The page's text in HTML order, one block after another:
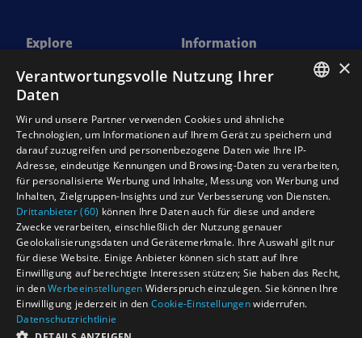
Explore
Home
Wien FAQ
Innsbruck FAQ
Information
Jobs
Presse
Impressum
Datenschutzinformation
AGB’s
Corporate compliance
© Holiday on Ice 2025 – Designed, built and managed by
Dewynters Ltd
NEDERLANDS
DEUTSCH
FRANCAIS
×
Verantwortungsvolle Nutzung Ihrer
Daten
Wir und unsere Partner verwenden Cookies und ähnliche
Technologien, um Informationen auf Ihrem Gerät zu speichern und
darauf zuzugreifen und personenbezogene Daten wie Ihre IP-
Adresse, eindeutige Kennungen und Browsing-Daten zu verarbeiten,
für personalisierte Werbung und Inhalte, Messung von Werbung und
Inhalten, Zielgruppen-Insights und zur Verbesserung von Diensten.
Drittanbieter (60) können Ihre Daten auch für diese und andere
Zwecke verarbeiten, einschließlich der Nutzung genauer
Geolokalisierungsdaten und Gerätemerkmale. Ihre Auswahl gilt nur
für diese Website. Einige Anbieter können sich statt auf Ihre
Einwilligung auf berechtigte Interessen stützen; Sie haben das Recht,
in denWerbeeinstellungen Widerspruch einzulegen. Sie können Ihre
Einwilligung jederzeit in denCookie-Einstellungenwiderrufen.
Datenschutzrichtlinie